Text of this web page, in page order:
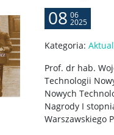
08 06
2025
Kategoria:
Prof. dr hab.
Technologii
Nowych
Nagrody I
Warszawskiego